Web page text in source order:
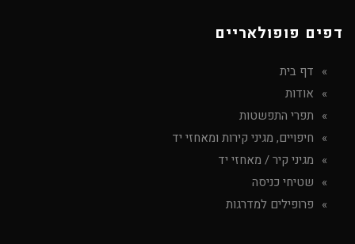
דפים פופולאריים
דף בית
אודות
תפרי התפשטות
חיפויים, מגיני קירות ומאחזי יד
מגיני קיר / מאחזי יד
שטיחי כניסה
פרופילים למדרגות